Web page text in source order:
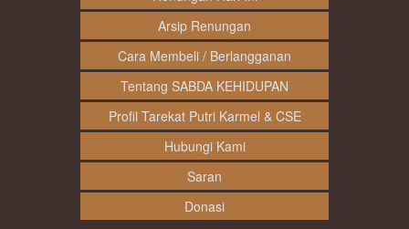
Arsip Renungan
Cara Membeli / Berlangganan
Tentang SABDA KEHIDUPAN
Profil Tarekat Putri Karmel & CSE
Hubungi Kami
Saran
Donasi